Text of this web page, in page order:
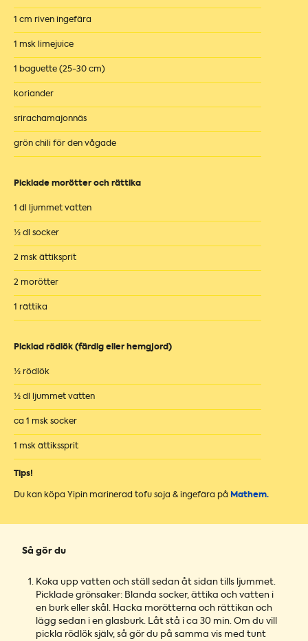
1 cm riven ingefära
1 msk limejuice
1 baguette (25-30 cm)
koriander
srirachamajonnäs
grön chili för den vågade
Picklade morötter och rättika
1 dl ljummet vatten
½ dl socker
2 msk ättiksprit
2 morötter
1 rättika
Picklad rödlök (färdig eller hemgjord)
½ rödlök
½ dl ljummet vatten
ca 1 msk socker
1 msk ättikssprit
Tips!
Du kan köpa Yipin marinerad tofu soja & ingefära på Mathem.
Så gör du
Koka upp vatten och ställ sedan åt sidan tills ljummet.
Picklade grönsaker: Blanda socker, ättika och vatten i
en burk eller skål. Hacka morötterna och rättikan och
lägg sedan i en glasburk. Låt stå i ca 30 min. Om du vill
pickla rödlök själv, så gör du på samma vis med tunt